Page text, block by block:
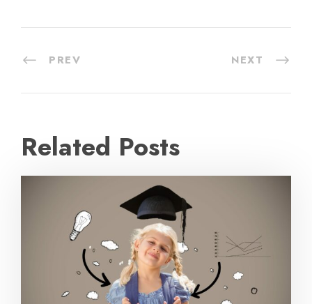
PREV NEXT
Related Posts